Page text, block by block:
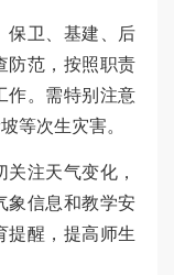
保卫、基建、后
防范，按照职责
作。需特别注意
等次生灾害。
注天气变化，
象信息和教学安
提醒，提高师生